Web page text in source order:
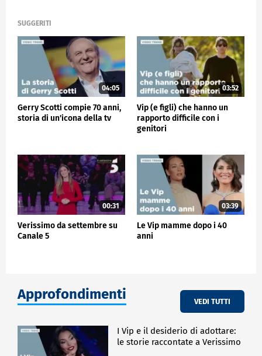
SUGGERITI
04:05
Gerry Scotti compie 70 anni,
storia di un'icona della tv
03:52
Vip (e figli) che hanno un
rapporto difficile con i
genitori
00:31
Verissimo da settembre su
Canale 5
03:39
Le Vip mamme dopo i 40
anni
Approfondimenti VEDI TUTTI
I Vip e il desiderio di adottare:
le storie raccontate a Verissimo